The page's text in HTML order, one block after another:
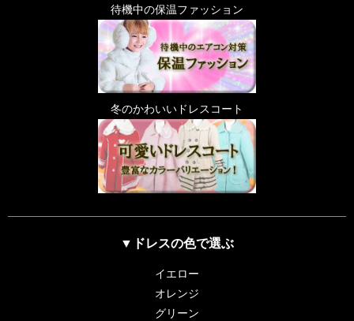
待機中の保温ファッション
冬のかわいいドレスコート
▼ドレスの色で選ぶ
イエロー
オレンジ
グリーン